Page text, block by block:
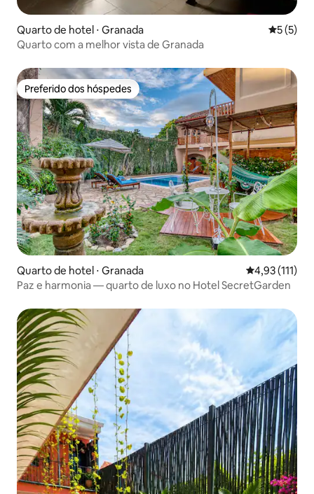
Quarto de hotel ⋅ Granada 5 de
5 (5)
Quarto com a melhor vista de Granada
Preferido dos hóspedes
Preferido dos hóspedes
Quarto de hotel ⋅ Granada 4,93 de uma
4,93 (111)
Paz e harmonia — quarto de luxo no Hotel SecretGarden